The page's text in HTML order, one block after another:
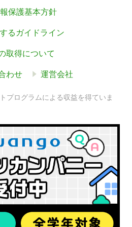
保護基本方針
るガイドライン
取得について
わせ 運営会社
プログラムによる収益を得ていま